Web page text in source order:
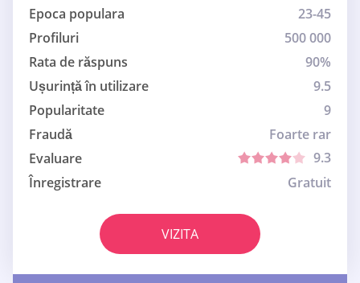
Epoca populara
23-45
Profiluri
500 000
Rata de răspuns
90%
Ușurință în utilizare
9.5
Popularitate
9
Fraudă
Foarte rar
Evaluare
9.3
Înregistrare
Gratuit
VIZITA